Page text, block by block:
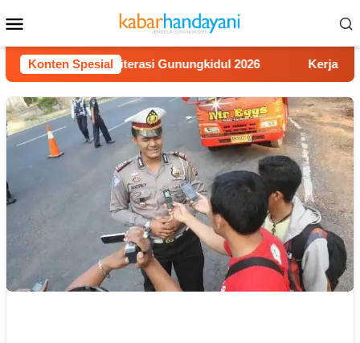
ke
kontenMobile
Konten Spesial
Video Literasi Gunungkidul 2026 Kerja Buruh